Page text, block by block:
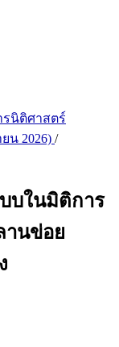
รนิติศาสตร์
น 2026) /
บในมิติการ
านข่อย